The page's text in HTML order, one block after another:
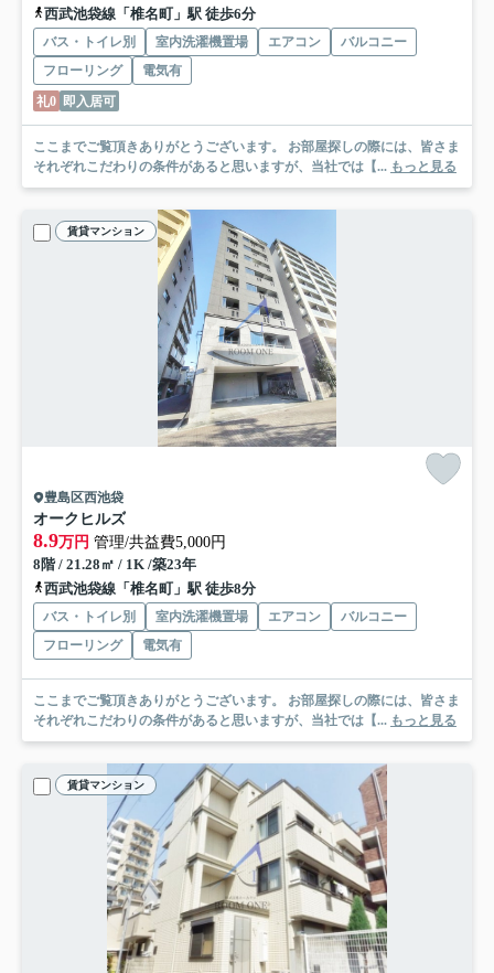
西武池袋線「椎名町」駅 徒歩6分
バス・トイレ別 室内洗濯機置場 エアコン
バルコニー
フローリング
電気有
礼0 即入居可
ここまでご覧頂きありがとうございます。 お部屋探しの際には、皆さま
それぞれこだわりの条件があると思いますが、当社では【... もっと見る
賃貸マンション
豊島区西池袋
オークヒルズ
8.9万円 管理/共益費5,000円
8階 / 21.28㎡ / 1K /築23年
西武池袋線「椎名町」駅 徒歩8分
バス・トイレ別 室内洗濯機置場 エアコン
バルコニー
フローリング
電気有
ここまでご覧頂きありがとうございます。 お部屋探しの際には、皆さま
それぞれこだわりの条件があると思いますが、当社では【... もっと見る
賃貸マンション